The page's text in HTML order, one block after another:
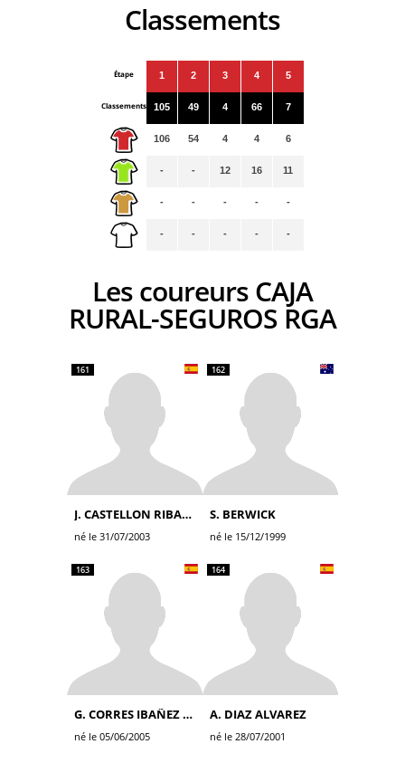
Classements
Étape
Classements
1
105
106
-
-
-
2
49
54
-
-
-
3
4
4
12
-
-
4
66
4
16
-
-
5
7
6
11
-
-
Les coureurs CAJA
RURAL-SEGUROS RGA
161
J. CASTELLON RIBALTA
né le 31/07/2003
162
S. BERWICK
né le 15/12/1999
163
G. CORRES IBAÑEZ DE OPAKUA
né le 05/06/2005
164
A. DIAZ ALVAREZ
né le 28/07/2001